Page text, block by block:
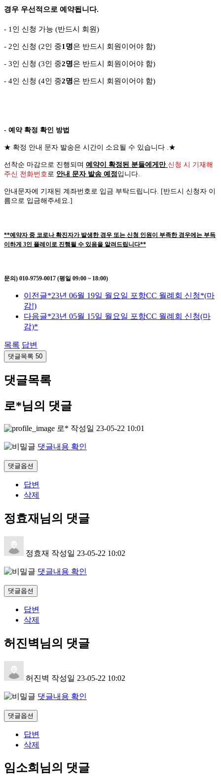
경우 우선적으로 예약됩니다.
- 1인 신청 가능 (반드시 회원)
- 2인 신청 (2인 중1명은 반드시 회원이어야 함)
- 3인 신청 (3인 중2명은 반드시 회원이어야 함)
- 4인 신청 (4인 중2명은 반드시 회원이어야 함)
- 예약 확정 확인 방법
★ 확정 안내 문자 발송은 시간이 소요될 수 있습니다 .★
선착순 마감으로 진행되며 예약이 확정된 분들에게만 신청 시 기재해
주신 전화번호로 안내 문자 발송 예정입니다.
안내문자에 기재된 계좌번호로 입금 부탁드립니다. [반드시 신청자 이
름으로 입금해주세요.]
**예약자 중 코로나 확진자가 발생한 경우 또는 신청 인원이 부족한 경우에는 부득
이하게 3인 플레이로 진행될 수 있음을 알려드립니다**
문의) 010-9759-0017 (평일 09:00 ~ 18:00)
이전글*23년 06월 19일 월요일 포항CC 월례회 신청*(마
감!)
다음글*23년 05월 15일 월요일 포항CC 월례회 신청(마
감)*
목록 답변
댓글목록 50
댓글목록
로*님의 댓글
로* 작성일 23-05-22 10:01
댓글내용 확인
댓글옵션
답변
삭제
정효재님의 댓글
정효재 작성일 23-05-22 10:02
댓글내용 확인
댓글옵션
답변
삭제
허진벽님의 댓글
허진벽 작성일 23-05-22 10:02
댓글내용 확인
댓글옵션
답변
삭제
임소희님의 댓글